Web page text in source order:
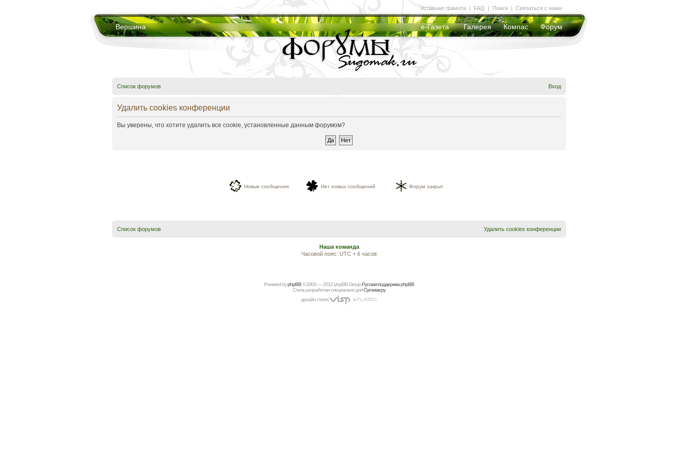
Вершина е-Газета Галерея Компас Форум
Уставная грамота | FAQ | Поиск | Связаться с нами
Список форумов Вход
Удалить cookies конференции
Вы уверены, что хотите удалить все cookie, установленные данным форумом?
Новые сообщения Нет новых сообщений Форум закрыт
Список форумов Удалить cookies конференции
Наша команда
Часовой пояс: UTC + 6 часов
Powered byрhрBВ© 2000 — 2012 рhрBВ GrоupРусская поддержка phpBB
Стиль разработан специально дляСугомак.ру
дизайн стиля: